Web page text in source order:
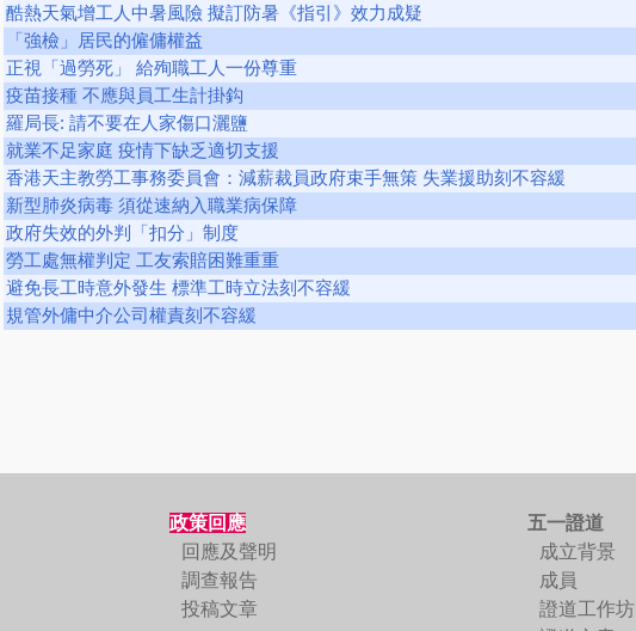
酷熱天氣增工人中暑風險 擬訂防暑《指引》效力成疑
「強檢」居民的僱傭權益
正視「過勞死」 給殉職工人一份尊重
疫苗接種 不應與員工生計掛鈎
羅局長: 請不要在人家傷口灑鹽
就業不足家庭 疫情下缺乏適切支援
香港天主教勞工事務委員會：減薪裁員政府束手無策 失業援助刻不容緩
新型肺炎病毒 須從速納入職業病保障
政府失效的外判「扣分」制度
勞工處無權判定 工友索賠困難重重
避免長工時意外發生 標準工時立法刻不容緩
規管外傭中介公司權責刻不容緩
政策回應
回應及聲明
調查報告
投稿文章
五一證道
成立背景
成員
證道工作坊